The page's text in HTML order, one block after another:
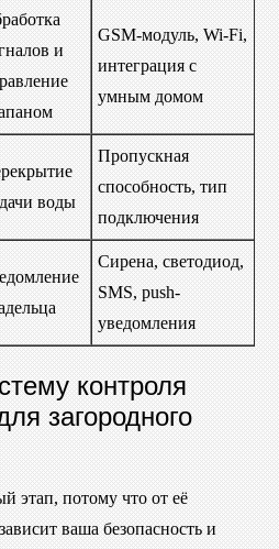
и
GSM-модуль, Wi-Fi,
интеграция с
умным домом
воды
Пропускная
способность, тип
подключения
Сирена, светодиод,
SMS, push-
уведомления
контроля
загородного
потому что от её
ваша безопасность и